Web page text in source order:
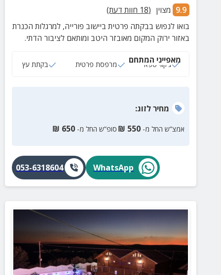
9.9 מצוין (
18 חוות דעת)
בואו לנפוש בבקתה פרטית ביישוב פורייה, למרגלות הכנרת
באזור ירוק המקום מאובזר היטב ומותאם לציבור הדתי.
מאפייני המתחם
ג‘קוזי ספא מרפסת פרטית בקתת עץ
מחירלזוג:
אמצ”ש החל מ- 550
₪ סופ”ש החל מ- 650
₪
WhatsApp
053-6318604